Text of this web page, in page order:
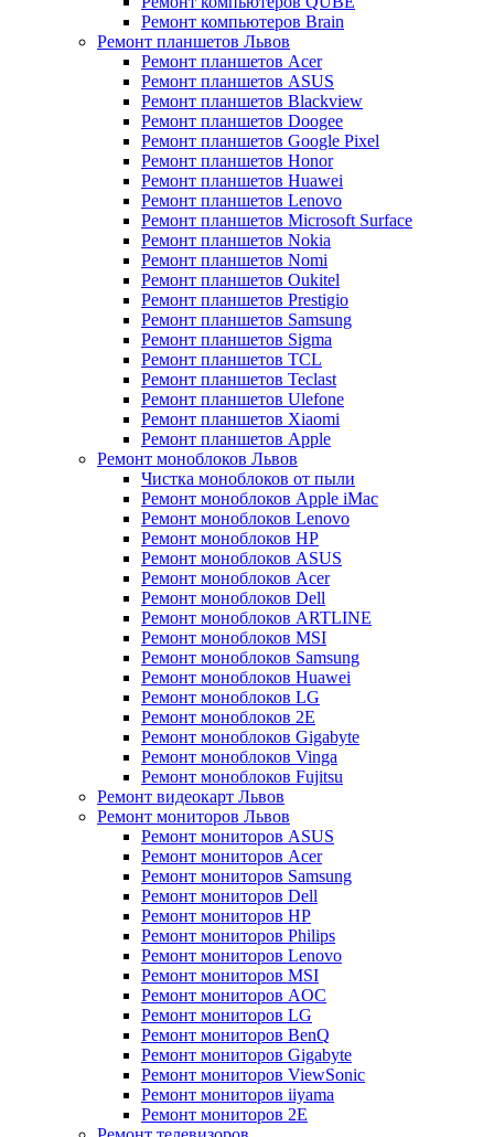
Ремонт компьютеров Brain
Ремонт планшетов Львов
Ремонт планшетов Acer
Ремонт планшетов ASUS
Ремонт планшетов Blackview
Ремонт планшетов Doogee
Ремонт планшетов Google Pixel
Ремонт планшетов Honor
Ремонт планшетов Huawei
Ремонт планшетов Lenovo
Ремонт планшетов Microsoft Surface
Ремонт планшетов Nokia
Ремонт планшетов Nomi
Ремонт планшетов Oukitel
Ремонт планшетов Prestigio
Ремонт планшетов Samsung
Ремонт планшетов Sigma
Ремонт планшетов TCL
Ремонт планшетов Teclast
Ремонт планшетов Ulefone
Ремонт планшетов Xiaomi
Ремонт планшетов Apple
Ремонт моноблоков Львов
Чистка моноблоков от пыли
Ремонт моноблоков Apple iMac
Ремонт моноблоков Lenovo
Ремонт моноблоков HP
Ремонт моноблоков ASUS
Ремонт моноблоков Acer
Ремонт моноблоков Dell
Ремонт моноблоков ARTLINE
Ремонт моноблоков MSI
Ремонт моноблоков Samsung
Ремонт моноблоков Huawei
Ремонт моноблоков LG
Ремонт моноблоков 2E
Ремонт моноблоков Gigabyte
Ремонт моноблоков Vinga
Ремонт моноблоков Fujitsu
Ремонт видеокарт Львов
Ремонт мониторов Львов
Ремонт мониторов ASUS
Ремонт мониторов Acer
Ремонт мониторов Samsung
Ремонт мониторов Dell
Ремонт мониторов HP
Ремонт мониторов Philips
Ремонт мониторов Lenovo
Ремонт мониторов MSI
Ремонт мониторов AOC
Ремонт мониторов LG
Ремонт мониторов BenQ
Ремонт мониторов Gigabyte
Ремонт мониторов ViewSonic
Ремонт мониторов iiyama
Ремонт мониторов 2E